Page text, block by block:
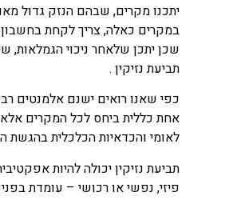
יתכנו מקרים, שבהם הנזק גדול
במקרים כאלה, צריך לקחת בחשבון
שכן יתכן שלאחר ניכוי הגמלאות,
תביעת נזיקין .
כפי שאנו רואים ישנם אלמנטים
אחת כללית ביחס לכל המקרים אלא
לאומי והכדאיות הכלכלית בהגשת
תביעת נזיקין יכולה להיות
פיזי, נפשי או רכושי – עומדת